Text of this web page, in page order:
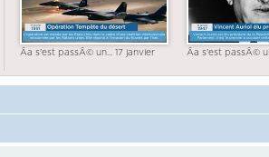
Ãa s'est passÃ© un... 17 janvier Ãa s'est passÃ©